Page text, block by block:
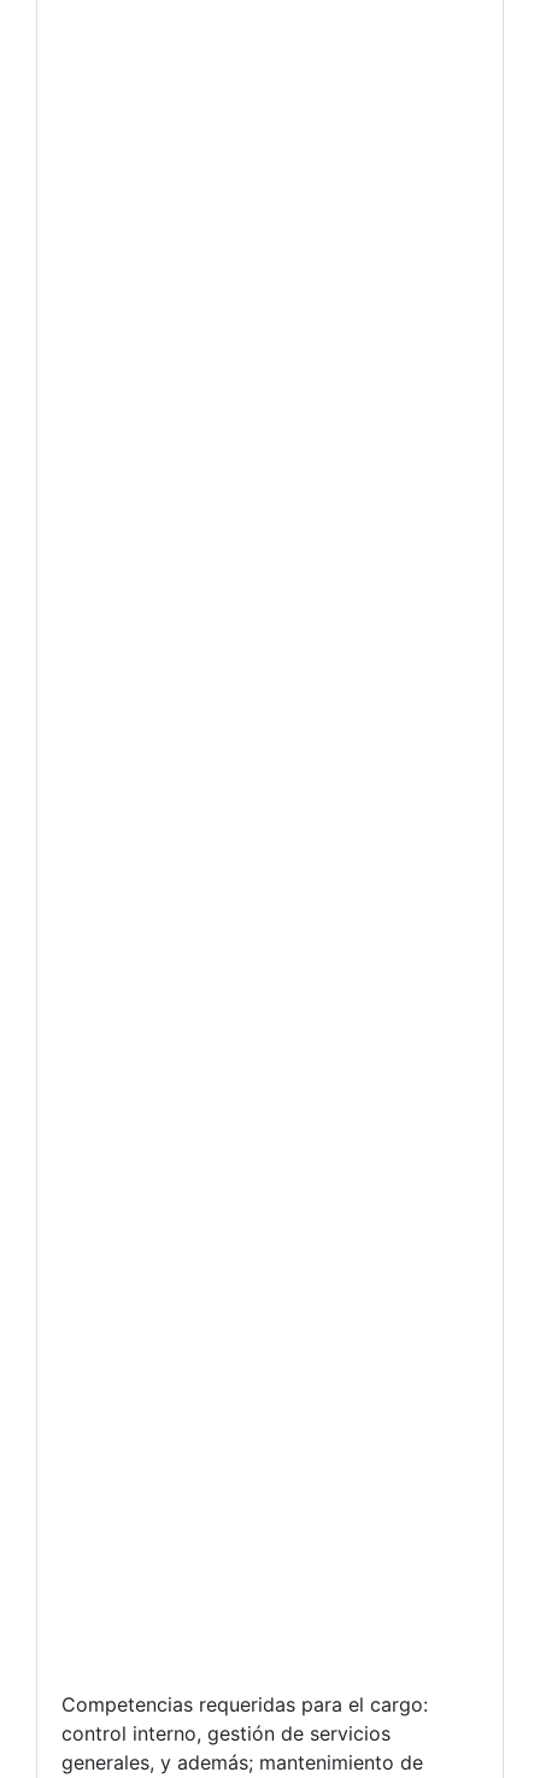
Competencias requeridas para el cargo:
control interno, gestión de servicios
generales, y además; mantenimiento de